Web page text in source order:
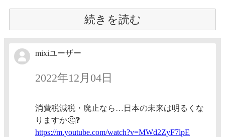
続きを読む
mixiユーザー
2022年12月04日
消費税減税・廃止なら…日本の未来は明るくな
りますか🤔❓
https://m.youtube.com/watch?v=MWd2ZyF7lpE